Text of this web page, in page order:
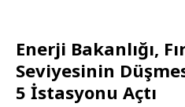
Enerji Bakanlığı,
Seviyesinin
5 İstasyonu Açtı